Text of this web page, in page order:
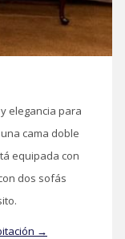
elegancia para
cama doble
equipada con
dos sofás